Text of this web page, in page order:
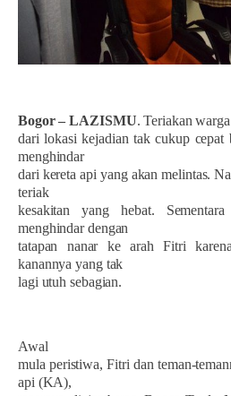
Bogor – LAZISMU. Teriakan warga
dari lokasi kejadian tak cukup
menghindar
dari kereta api yang akan melintas.
teriak
kesakitan yang hebat. Sementara
menghindar dengan
tatapan nanar ke arah Fitri
kanannya yang tak
lagi utuh sebagian.
Awal
mula peristiwa, Fitri dan teman-
api (KA),